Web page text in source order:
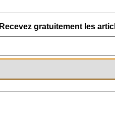
Recevez gratuitement les